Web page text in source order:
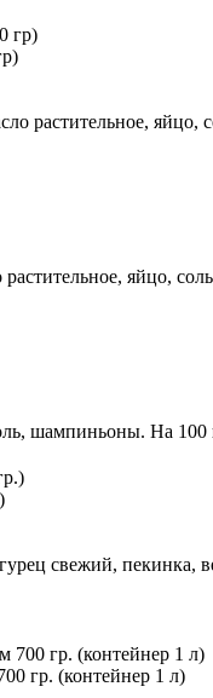
растительное, яйцо,
яйцо,
шампиньоны. На
свежий, пекинка,
гр. (контейнер 1 л)